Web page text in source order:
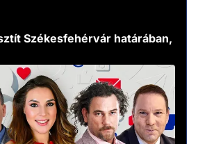
Székesfehérvár határában,